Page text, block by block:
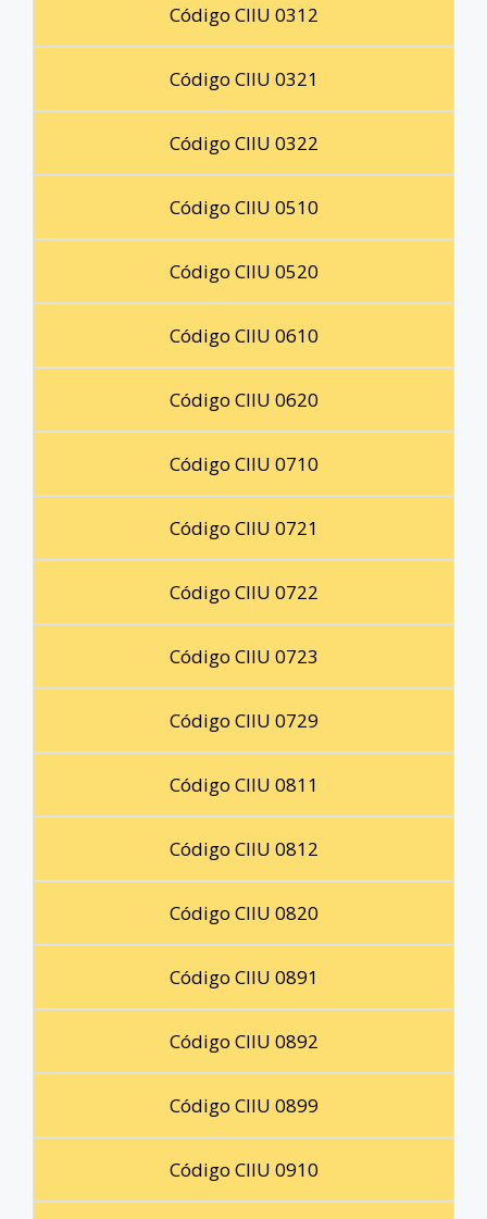
Código CIIU 0312
Código CIIU 0321
Código CIIU 0322
Código CIIU 0510
Código CIIU 0520
Código CIIU 0610
Código CIIU 0620
Código CIIU 0710
Código CIIU 0721
Código CIIU 0722
Código CIIU 0723
Código CIIU 0729
Código CIIU 0811
Código CIIU 0812
Código CIIU 0820
Código CIIU 0891
Código CIIU 0892
Código CIIU 0899
Código CIIU 0910